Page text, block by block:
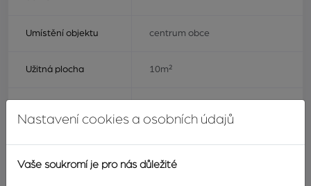
Umístění objektu centrum obce
Užitná plocha 10m²
Nastavení cookies a osobních údajů
Vaše soukromí je pro nás důležité